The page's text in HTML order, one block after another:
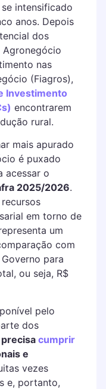
intensificado
anos. Depois
dos
nas
(Fiagros),
Investimento
encontrarem
rural.
mais apurado
é puxado
acessar o
2025/2026.
em torno de
um
com
para
ou seja, R$
pelo
dos
cumprir
e
vezes
e, portanto,